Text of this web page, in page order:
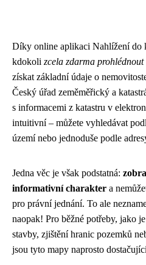
Díky online aplikaci Nahlížení do
kdokoli zcela zdarma
získat základní údaje o
Český úřad zeměměřický a
s informacemi z katastru v
intuitivní – můžete vyhledávat
území nebo jednoduše podle
Jedna věc je však podstatná:
informativní charakter a
pro právní jednání. To ale
naopak! Pro běžné potřeby, jako
stavby, zjištění hranic pozemků
jsou tyto mapy naprosto